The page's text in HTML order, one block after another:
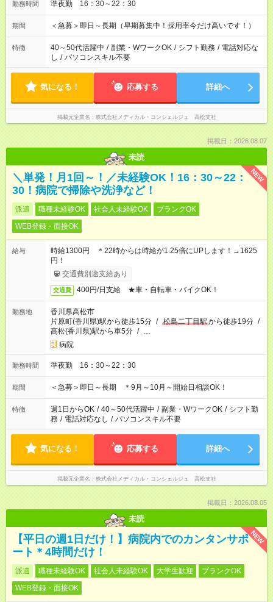
勤務時間 準夜勤 16：30～22：30
期間 ＜急募＞即日～長期（早期募集中！採用率今だけ高いです！）
特徴 40～50代活躍中 / 副業・WワークOK / シフト勤務 / 電話対応な
し / パソコンスキル不要
気になる！ 応募する 詳細へ
掲載元企業名 株式会社メディカル・コンシェルジュ 高松支社
掲載日：2026.08.07
未読
NEW
＼単発！月1回～！／未経験OK！16：30～22：
30！病院で掃除や洗浄など！
派遣 職種未経験OK 社会人未経験OK
ブランクOK
WEB登録・面接OK
給与
時給1300円 ＊22時からは時給が1.25倍にUPします！→1625
円！
交通費別途支給あり
交通費 400円/日支給 ★車・自転車・バイクOK！
勤務地
香川県高松市
片原町(香川県)駅から徒歩15分 / 松島二丁目駅から徒歩19分 /
高松(香川県)駅から車5分 / …
病院
勤務時間 準夜勤 16：30～22：30
期間 ＜急募＞即日～長期 ＊9月～10月～開始日相談OK！
特徴 週1日からOK / 40～50代活躍中 / 副業・WワークOK / シフト勤
務 / 電話対応なし / パソコンスキル不要
気になる！ 応募する 詳細へ
掲載元企業名 株式会社メディカル・コンシェルジュ 高松支社
掲載日：2026.08.05
未読
NEW
【平日の週1日だけ！】病院内でのカンタンサポ
ート＊4時間だけ！
派遣 職種未経験OK 社会人未経験OK 大学生歓迎
ブランクOK
WEB登録・面接OK